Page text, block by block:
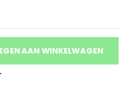
AAN WINKELWAGEN